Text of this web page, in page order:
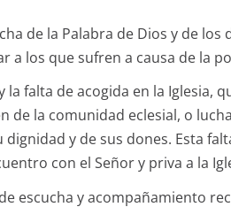
de la Palabra de Dios y de los
a los que sufren a causa de la
la falta de acogida en la Iglesia,
de la comunidad eclesial, o
y de sus dones. Esta
con el Señor y priva a la
escucha y acompañamiento